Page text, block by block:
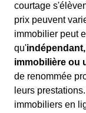
courtage
prix peuvent
immobilier peut
qu'
immobilière ou
de renommée
leurs
immobiliers en